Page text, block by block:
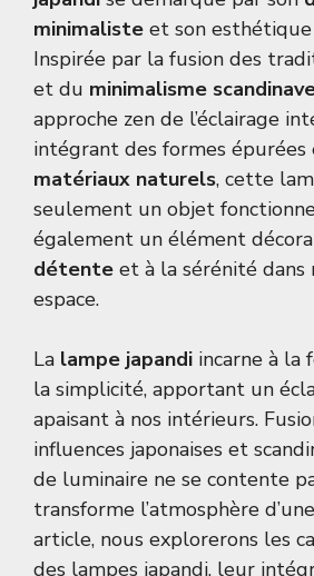
minimaliste et son esthétique
Inspirée par la fusion des
et du minimalisme
approche zen de l’éclairage
intégrant des formes épurées
matériaux naturels, cette
seulement un objet
également un élément
détente et à la sérénité dans
espace.
La lampe japandi incarne à la
la simplicité, apportant un
apaisant à nos intérieurs.
influences japonaises et
de luminaire ne se contente
transforme l’atmosphère
article, nous explorerons les
des lampes japandi, leur